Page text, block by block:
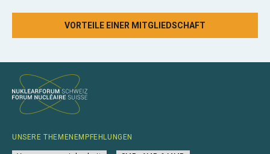
VORTEILE EINER MITGLIEDSCHAFT
UNSERE THEMENEMPFEHLUNGEN